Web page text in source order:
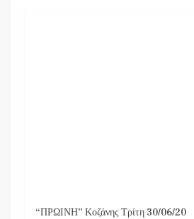
“ΠΡΩΙΝΗ” Κοζάνης Τρίτη 30/06/20